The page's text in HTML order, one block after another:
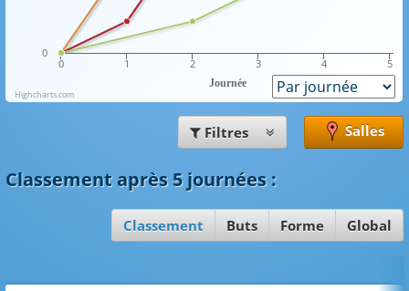
Journée
0 1 2 3 4 5
0
Highcharts.com
Filtres Salles
Classement après 5 journées:
Classement Buts Forme Global